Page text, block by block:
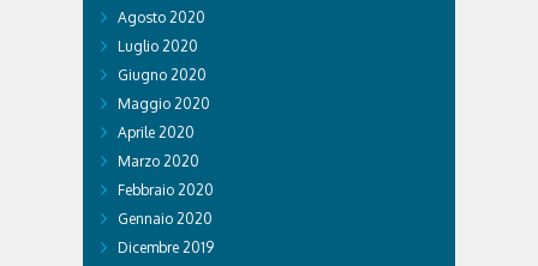
Agosto 2020
Luglio 2020
Giugno 2020
Maggio 2020
Aprile 2020
Marzo 2020
Febbraio 2020
Gennaio 2020
Dicembre 2019